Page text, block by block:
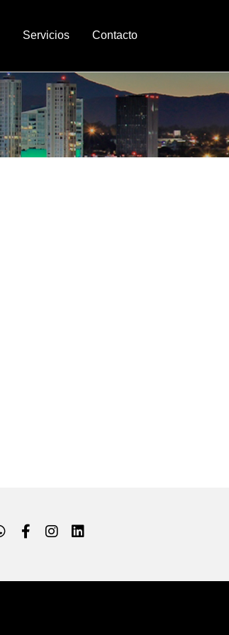
Servicios Contacto